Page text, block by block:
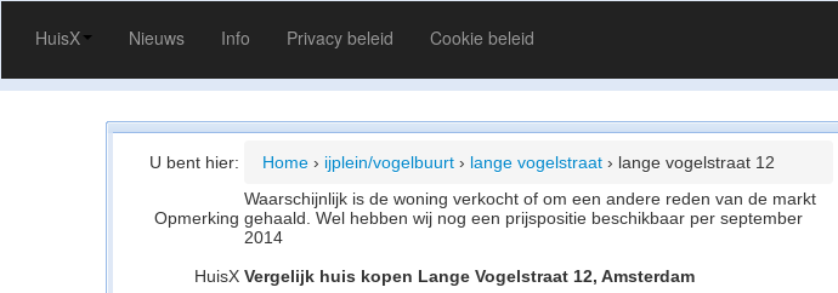
HuisX Nieuws Info Privacy beleid Cookie beleid
U bent hier: Home › ijplein/vogelbuurt › lange vogelstraat › lange vogelstraat 12
Opmerking
Waarschijnlijk is de woning verkocht of om een andere reden van de markt
gehaald. Wel hebben wij nog een prijspositie beschikbaar per september
2014
HuisX Vergelijk huis kopen Lange Vogelstraat 12, Amsterdam